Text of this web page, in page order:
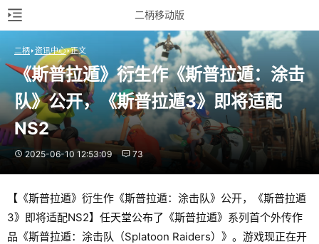
二柄移动版
二柄 资讯中心 正文
《斯普拉遁》衍生作《斯普拉遁：涂击
队》公开，《斯普拉遁3》即将适配
NS2
2025-06-10 12:53:09 73
【《斯普拉遁》衍生作《斯普拉遁：涂击队》公开，《斯普拉遁
3》即将适配NS2】任天堂公布了《斯普拉遁》系列首个外传作
品《斯普拉遁：涂击队（Splatoon Raiders）》。游戏现正在开